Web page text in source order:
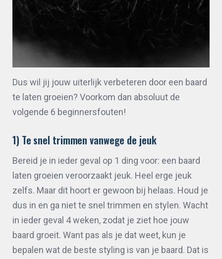
Dus wil jij jouw uiterlijk verbeteren door een baard
te laten groeien? Voorkom dan absoluut de
volgende 6 beginnersfouten!
1) Te snel trimmen vanwege de jeuk
Bereid je in ieder geval op 1 ding voor: een baard
laten groeien veroorzaakt jeuk. Heel erge jeuk
zelfs. Maar dit hoort er gewoon bij helaas. Houd je
dus in en ga niet te snel trimmen en stylen. Wacht
in ieder geval 4 weken, zodat je ziet hoe jouw
baard groeit. Want pas als je dat weet, kun je
bepalen wat de beste styling is van je baard. Dat is